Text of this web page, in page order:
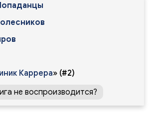
Каррера» (#2)
не воспроизводится?